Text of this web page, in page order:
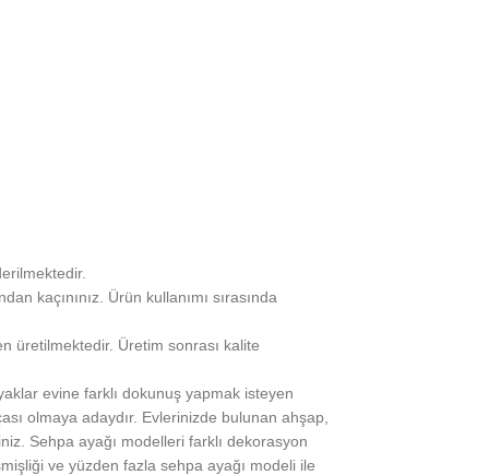
kaçınınız. Ürün kullanımı sırasında
üretilmektedir. Üretim sonrası kalite
evine farklı dokunuş yapmak isteyen
olmaya adaydır. Evlerinizde bulunan ahşap,
Sehpa ayağı modelleri farklı dekorasyon
ve yüzden fazla sehpa ayağı modeli ile